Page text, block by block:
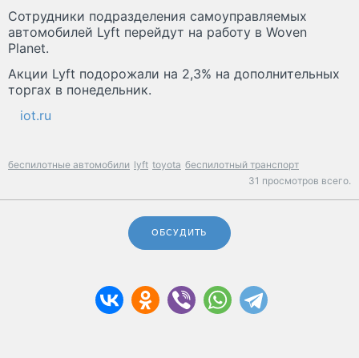
Сотрудники подразделения самоуправляемых
автомобилей Lyft перейдут на работу в Woven
Planet.
Акции Lyft подорожали на 2,3% на дополнительных
торгах в понедельник.
iot.ru
беспилотные автомобили lyft toyota беспилотный транспорт
31 просмотров всего.
ОБСУДИТЬ